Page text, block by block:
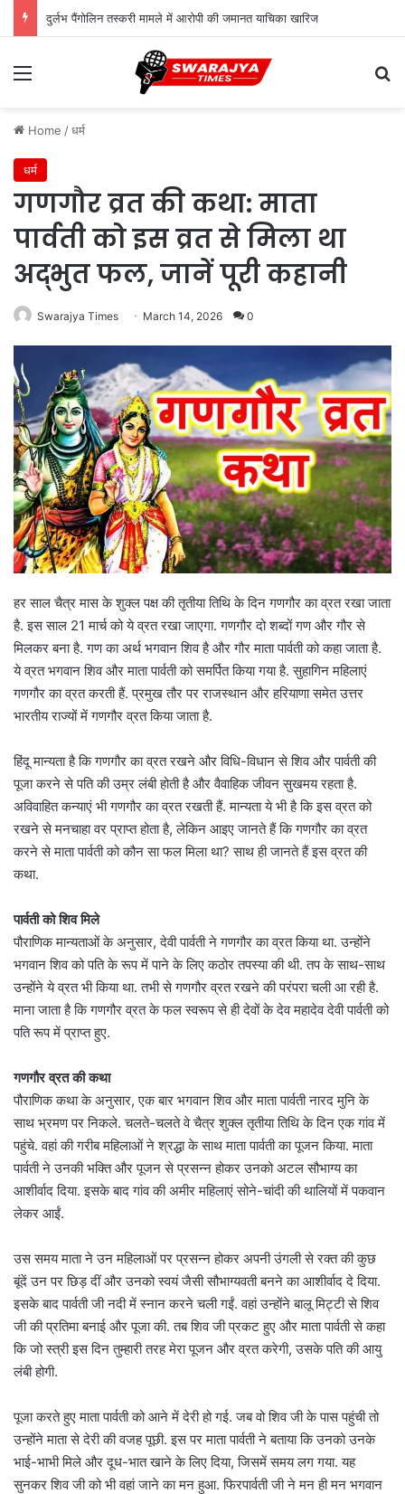
दुर्लभ पैंगोलिन तस्करी मामले में आरोपी की जमानत याचिका खारिज
Menu
Home /धर्म
धर्म
गणगौर व्रत की कथा: माता
पार्वती को इस व्रत से मिला था
अद्भुत फल, जानें पूरी कहानी
Swarajya Times March 14, 2026 0
हर साल चैत्र मास के शुक्ल पक्ष की तृतीया तिथि के दिन गणगौर का व्रत रखा जाता
है. इस साल 21 मार्च को ये व्रत रखा जाएगा. गणगौर दो शब्दों गण और गौर से
मिलकर बना है. गण का अर्थ भगवान शिव है और गौर माता पार्वती को कहा जाता है.
ये व्रत भगवान शिव और माता पार्वती को समर्पित किया गया है. सुहागिन महिलाएं
गणगौर का व्रत करती हैं. प्रमुख तौर पर राजस्थान और हरियाणा समेत उत्तर
भारतीय राज्यों में गणगौर व्रत किया जाता है.
हिंदू मान्यता है कि गणगौर का व्रत रखने और विधि-विधान से शिव और पार्वती की
पूजा करने से पति की उम्र लंबी होती है और वैवाहिक जीवन सुखमय रहता है.
अविवाहित कन्याएं भी गणगौर का व्रत रखती हैं. मान्यता ये भी है कि इस व्रत को
रखने से मनचाहा वर प्राप्त होता है, लेकिन आइए जानते हैं कि गणगौर का व्रत
करने से माता पार्वती को कौन सा फल मिला था? साथ ही जानते हैं इस व्रत की
कथा.
पार्वती को शिव मिले
पौराणिक मान्यताओं के अनुसार, देवी पार्वती ने गणगौर का व्रत किया था. उन्होंने
भगवान शिव को पति के रूप में पाने के लिए कठोर तपस्या की थी. तप के साथ-साथ
उन्होंने ये व्रत भी किया था. तभी से गणगौर व्रत रखने की परंपरा चली आ रही है.
माना जाता है कि गणगौर व्रत के फल स्वरूप से ही देवों के देव महादेव देवी पार्वती को
पति रूप में प्राप्त हुए.
गणगौर व्रत की कथा
पौराणिक कथा के अनुसार, एक बार भगवान शिव और माता पार्वती नारद मुनि के
साथ भ्रमण पर निकले. चलते-चलते वे चैत्र शुक्ल तृतीया तिथि के दिन एक गांव में
पहुंचे. वहां की गरीब महिलाओं ने श्रद्धा के साथ माता पार्वती का पूजन किया. माता
पार्वती ने उनकी भक्ति और पूजन से प्रसन्न होकर उनको अटल सौभाग्य का
आशीर्वाद दिया. इसके बाद गांव की अमीर महिलाएं सोने-चांदी की थालियों में पकवान
लेकर आईं.
उस समय माता ने उन महिलाओं पर प्रसन्न होकर अपनी उंगली से रक्त की कुछ
बूंदें उन पर छिड़ दीं और उनको स्वयं जैसी सौभाग्यवती बनने का आशीर्वाद दे दिया.
इसके बाद पार्वती जी नदी में स्नान करने चली गईं. वहां उन्होंने बालू मिट्टी से शिव
जी की प्रतिमा बनाई और पूजा की. तब शिव जी प्रकट हुए और माता पार्वती से कहा
कि जो स्त्री इस दिन तुम्हारी तरह मेरा पूजन और व्रत करेगी, उसके पति की आयु
लंबी होगी.
पूजा करते हुए माता पार्वती को आने में देरी हो गई. जब वो शिव जी के पास पहुंची तो
उन्होंने माता से देरी की वजह पूछी. इस पर माता पार्वती ने बताया कि उनको उनके
भाई-भाभी मिले और दूध-भात खाने के लिए दिया, जिसमें समय लग गया. यह
सुनकर शिव जी को भी वहां जाने का मन हुआ. फिरपार्वती जी ने मन ही मन भगवान